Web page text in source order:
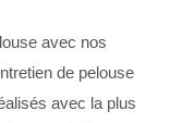
avec nos
de pelouse
avec la plus